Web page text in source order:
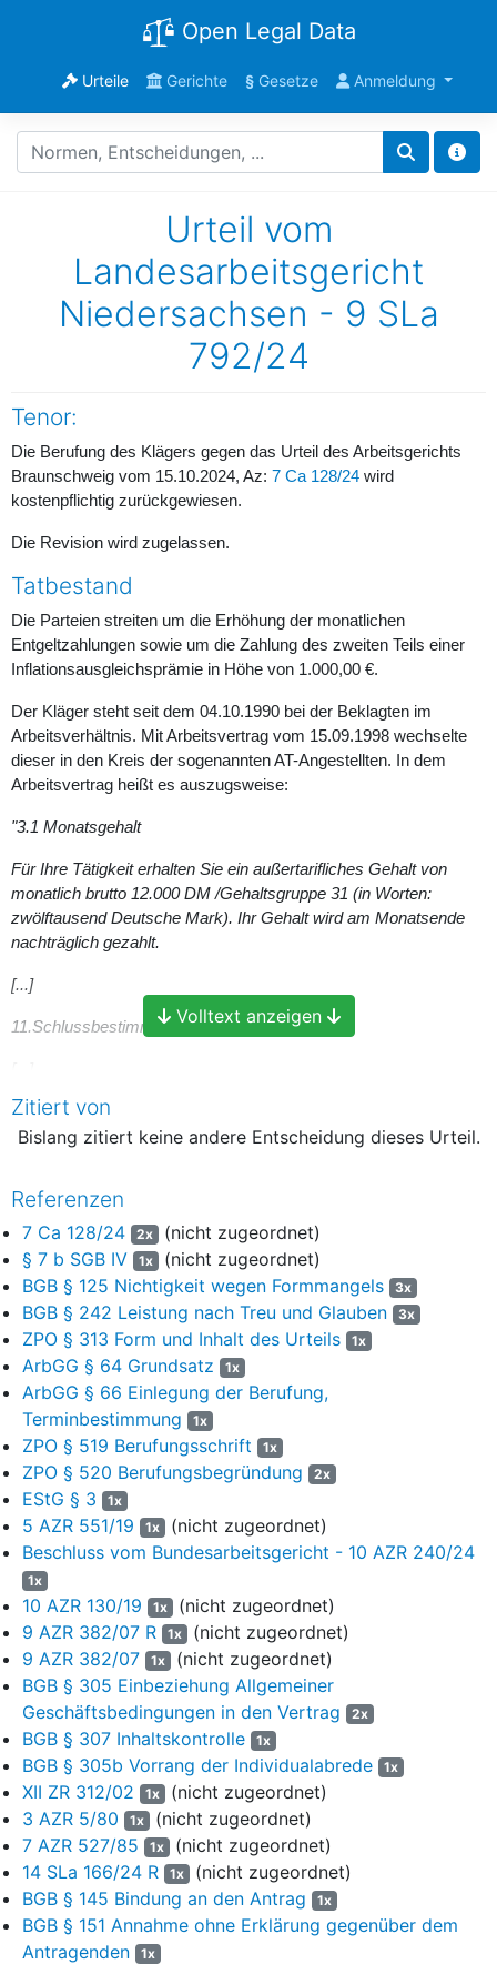
Open Legal Data
Urteile Gerichte §Gesetze Anmeldung
Urteil vom
Landesarbeitsgericht
Niedersachsen - 9 SLa
792/24
Tenor:
Die Berufung des Klägers gegen das Urteil des Arbeitsgerichts
Braunschweig vom 15.10.2024, Az: 7 Ca 128/24 wird
kostenpflichtig zurückgewiesen.
Die Revision wird zugelassen.
Tatbestand
Die Parteien streiten um die Erhöhung der monatlichen
Entgeltzahlungen sowie um die Zahlung des zweiten Teils einer
Inflationsausgleichsprämie in Höhe von 1.000,00 €.
Der Kläger steht seit dem 04.10.1990 bei der Beklagten im
Arbeitsverhältnis. Mit Arbeitsvertrag vom 15.09.1998 wechselte
dieser in den Kreis der sogenannten AT-Angestellten. In dem
Arbeitsvertrag heißt es auszugsweise:
"3.1 Monatsgehalt
Für Ihre Tätigkeit erhalten Sie ein außertarifliches Gehalt von
monatlich brutto 12.000 DM /Gehaltsgruppe 31 (in Worten:
zwölftausend Deutsche Mark). Ihr Gehalt wird am Monatsende
nachträglich gezahlt.
[...]
11.Schlussbestimmungen
Im übrigen gelten die Bestimmungen der Tarifverträge
entsprechend, der Führungsgrundsätze, der Arbeitsordnung
[...]
Änderungen und Ergänzungen dieses Vertrages bedürfen zu ihrer
Rechtswirksamkeit der Schriftform. Änderungen, die Sie in Ihren
vertraglichen Rechten nicht benachteiligen, werden jedoch mit
Bekanntgabe an Sie Inhalt des Vertrages."
Für den gesamten Inhalt des Arbeitsvertrages wird auf Blatt 3,
Anlage K 1 der erstinstanzlichen Akte Bezug genommen.
Auf der Grundlage der Betriebsvereinbarung Zeit-Werte vom
01.01.2012 (Bl. 46 der erstinstanzlichen Akte, Anlage K 3) sparte
der Kläger Wertguthaben gem.
Lebensarbeitszeit vor Beginn des Ruhestandes zu verkürzen.
Vorangegangen waren Informationen über die Möglichkeit zur
Lebensarbeitszeitverkürzung unter Inanspruchnahme von Zeit-
Wert-Papieren unter anderem gem. Flyer von Mai 2017 (Anlage K
4, Blatt 71 der erstinstanzlichen Akte) und Standartpräsentationen
aus März 2018 und August 2022, für deren Inhalt auf die Anlagen
K 11 und K 12 Bezug genommen wird.
Dem Kläger wurde 2005 Prokura erteilt. Er war Leiter der
Abteilung für Gesellschafts- und Kapitalmarktrecht und gehörte
für die Beklagte der Tarifkommission an. Er war seit über 20
Jahren bei Betriebsratswahlen als leitender Angestellter
eingestuft. Mit Beginn der Freistellung war die Prokura nicht
widerrufen, allerdings im Handelsregister am 18.11.2022
ausweislich des Handelsregisterauszugs vom 29.08.2024, lfd. Zi.
137 erloschen (Anlage B 8).
Mit Vereinbarung vom 08/10.03.2022 über die Dauer und
Gestaltung der Freistellungphase des Klägers (im Folgenden:
Volltext anzeigen
Zitiert von
Bislang zitiert keine andere Entscheidung dieses Urteil.
Referenzen
7 Ca 128/24 2x (nicht zugeordnet)
§ 7 b SGB IV
1x (nicht zugeordnet)
BGB § 125 Nichtigkeit wegen Formmangels
3x
BGB § 242 Leistung nach Treu und Glauben 3x
ZPO § 313 Form und Inhalt des Urteils 1x
ArbGG § 64 Grundsatz 1x
ArbGG § 66 Einlegung der Berufung,
Terminbestimmung
1x
ZPO § 519 Berufungsschrift 1x
ZPO § 520 Berufungsbegründung 2x
EStG § 3 1x
5 AZR 551/19 1x (nicht zugeordnet)
Beschluss vom Bundesarbeitsgericht - 10 AZR 240/24
1x
10 AZR 130/19 1x (nicht zugeordnet)
9 AZR 382/07 R
1x (nicht zugeordnet)
9 AZR 382/07
1x (nicht zugeordnet)
BGB § 305 Einbeziehung Allgemeiner
Geschäftsbedingungen in den Vertrag
2x
BGB § 307 Inhaltskontrolle 1x
BGB § 305b Vorrang der Individualabrede 1x
XII ZR 312/02 1x (nicht zugeordnet)
3 AZR 5/80
1x (nicht zugeordnet)
7 AZR 527/85
1x (nicht zugeordnet)
14 SLa 166/24 R
1x (nicht zugeordnet)
BGB § 145 Bindung an den Antrag
1x
BGB § 151 Annahme ohne Erklärung gegenüber dem
Antragenden
1x